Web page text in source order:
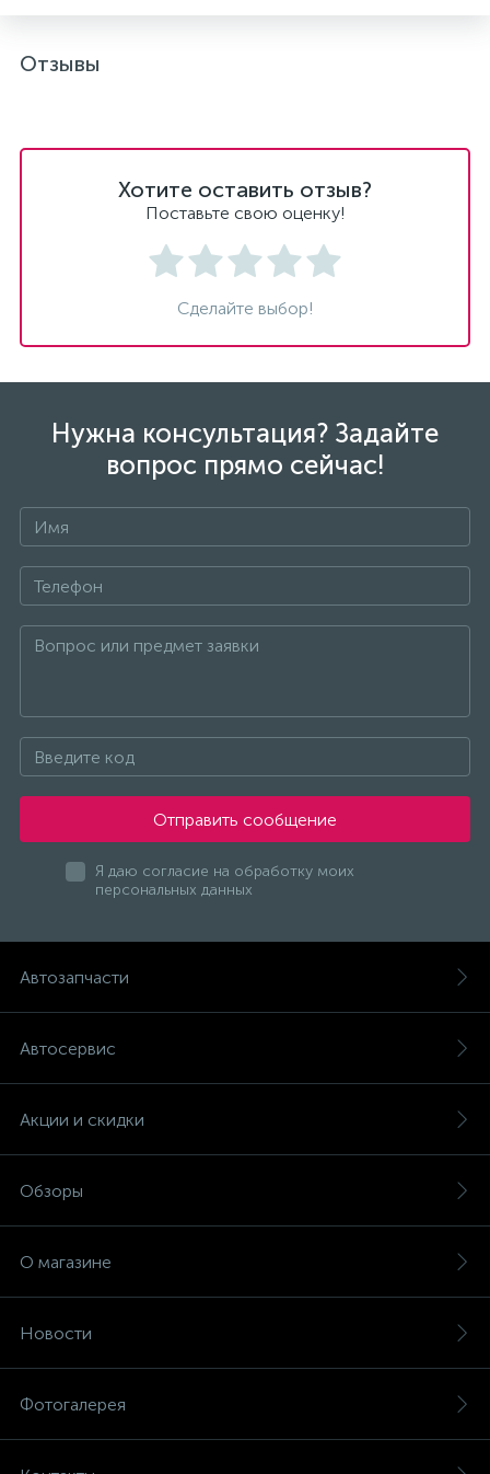
Отзывы
Хотите оставить отзыв?
Поставьте свою оценку!
Сделайте выбор!
Нужна консультация? Задайте
вопрос прямо сейчас!
Отправить сообщение
Я даю согласие на обработку моих
персональных данных
Автозапчасти
Автосервис
Акции и скидки
Обзоры
О магазине
Новости
Фотогалерея